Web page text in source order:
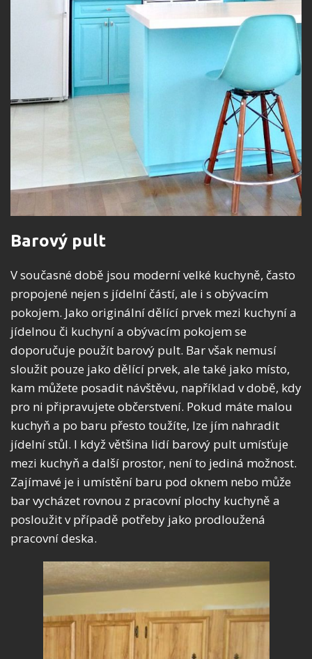
Barový pult
V současné době jsou moderní velké kuchyně, často
propojené nejen s jídelní částí, ale i s obývacím
pokojem. Jako originální dělící prvek mezi kuchyní a
jídelnou či kuchyní a obývacím pokojem se
doporučuje použít barový pult. Bar však nemusí
sloužit pouze jako dělící prvek, ale také jako místo,
kam můžete posadit návštěvu, například v době, kdy
pro ni připravujete občerstvení. Pokud máte malou
kuchyň a po baru přesto toužíte, lze jím nahradit
jídelní stůl. I když většina lidí barový pult umísťuje
mezi kuchyň a další prostor, není to jediná možnost.
Zajímavé je i umístění baru pod oknem nebo může
bar vycházet rovnou z pracovní plochy kuchyně a
posloužit v případě potřeby jako prodloužená
pracovní deska.